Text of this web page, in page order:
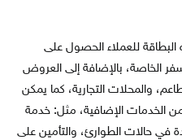
البطاقة للعملاء الحصول على
الخاصة، بالإضافة إلى العروض
والمحلات التجارية، كما يمكن
الخدمات الإضافية، مثل: خدمة
في حالات الطوارئ، والتأمين على